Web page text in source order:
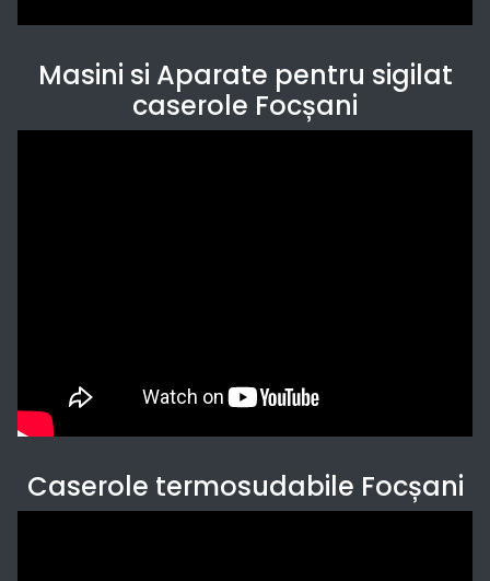
Masini si Aparate pentru sigilat
caserole Focșani
Caserole termosudabile Focșani